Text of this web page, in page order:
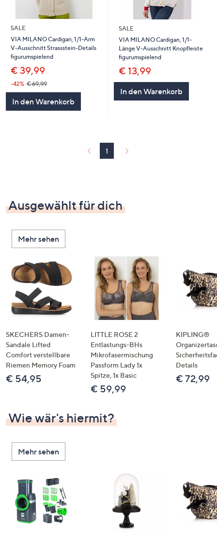
SALE
VIA MILANO Cardigan, 1/1-Arm
V-Ausschnitt Strassstein-Details
figurumspielend
€ 39,99
-42% € 69,99
In den Warenkorb
SALE
VIA MILANO Cardigan, 1/1-
Länge V-Ausschnitt Knopfleiste
figurumspielend
€ 13,99
In den Warenkorb
1
Ausgewählt für dich
Mehr sehen
SKECHERS Damen-
Sandale Lifted
Comfort verstellbare
Riemen Memory Foam
€ 54,95
LITTLE ROSE 2
Entlastungs-BHs
Mikrofasermischung
Passform Lady 1x
Spitze, 1x Basic
€ 59,99
KIPLING®
Details
€ 72,99
Wie wär's hiermit?
Mehr sehen